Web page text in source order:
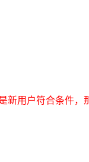
新用户符合条件，